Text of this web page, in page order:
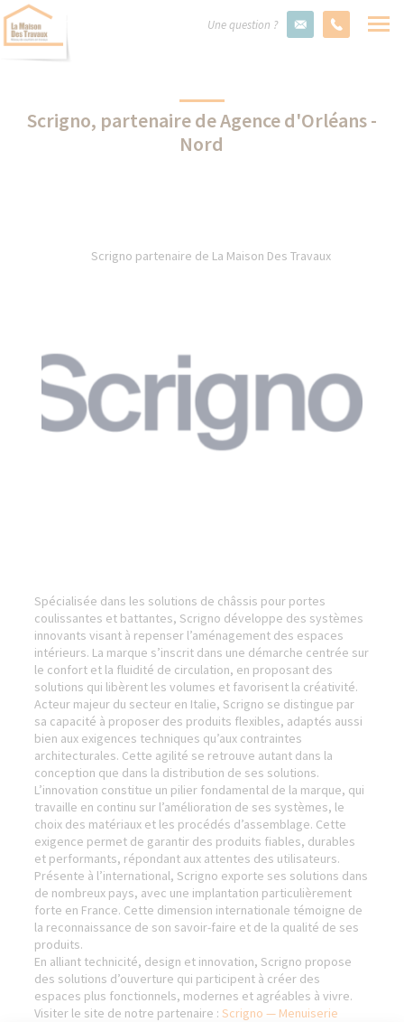
Une question ?
Scrigno, partenaire de Agence d'Orléans -
Nord
Scrigno partenaire de La Maison Des Travaux
Spécialisée dans les solutions de châssis pour portes
coulissantes et battantes, Scrigno développe des systèmes
innovants visant à repenser l’aménagement des espaces
intérieurs. La marque s’inscrit dans une démarche centrée sur
le confort et la fluidité de circulation, en proposant des
solutions qui libèrent les volumes et favorisent la créativité.
Acteur majeur du secteur en Italie, Scrigno se distingue par
sa capacité à proposer des produits flexibles, adaptés aussi
bien aux exigences techniques qu’aux contraintes
architecturales. Cette agilité se retrouve autant dans la
conception que dans la distribution de ses solutions.
L’innovation constitue un pilier fondamental de la marque, qui
travaille en continu sur l’amélioration de ses systèmes, le
choix des matériaux et les procédés d’assemblage. Cette
exigence permet de garantir des produits fiables, durables
et performants, répondant aux attentes des utilisateurs.
Présente à l’international, Scrigno exporte ses solutions dans
de nombreux pays, avec une implantation particulièrement
forte en France. Cette dimension internationale témoigne de
la reconnaissance de son savoir-faire et de la qualité de ses
produits.
En alliant technicité, design et innovation, Scrigno propose
des solutions d’ouverture qui participent à créer des
espaces plus fonctionnels, modernes et agréables à vivre.
Visiter le site de notre partenaire :Scrigno — Menuiserie